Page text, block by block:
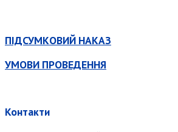
ПІДСУМКОВИЙ НАКАЗ
УМОВИ ПРОВЕДЕННЯ
Контакти